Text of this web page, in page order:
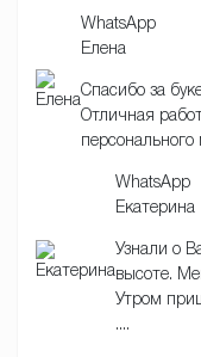
WhatsApp
Елена
Спасибо за
Отличная
WhatsApp
Екатерина
Узнали о
высоте.
Утром
....